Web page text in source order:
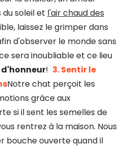
soleil et l'air chaud des
laissez le grimper dans
d'observer le monde sans
sera inoubliable et ce lieu
! 3. Sentir le
Notre chat perçoit les
grâce aux
si il sent les semelles de
rentrez à la maison. Nous
bouche ouverte quand il